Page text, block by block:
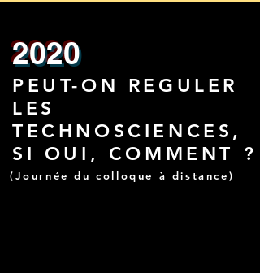
2020
PEUT-ON REGULER
LES
TECHNOSCIENCES,
SI OUI, COMMENT ?
(Journée du colloque à distance)